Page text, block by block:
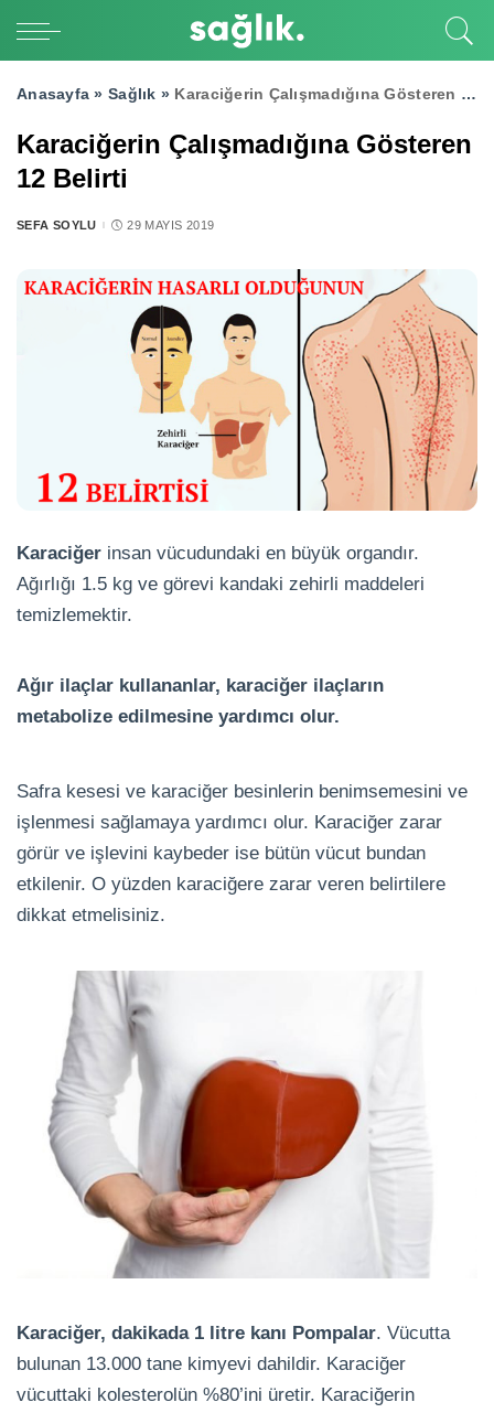
Anasayfa » Sağlık » Karaciğerin Çalışmadığına Gösteren 12 Belirti
Karaciğerin Çalışmadığına Gösteren
12 Belirti
POSTED
SEFA SOYLU 29 MAYIS 2019
Karaciğer insan vücudundaki en büyük organdır.
Ağırlığı 1.5 kg ve görevi kandaki zehirli maddeleri
temizlemektir.
Ağır ilaçlar kullananlar, karaciğer ilaçların
metabolize edilmesine yardımcı olur.
Safra kesesi ve karaciğer besinlerin benimsemesini ve
işlenmesi sağlamaya yardımcı olur. Karaciğer zarar
görür ve işlevini kaybeder ise bütün vücut bundan
etkilenir. O yüzden karaciğere zarar veren belirtilere
dikkat etmelisiniz.
Karaciğer, dakikada 1 litre kanı Pompalar. Vücutta
bulunan 13.000 tane kimyevi dahildir. Karaciğer
vücuttaki kolesterolün %80’ini üretir. Karaciğerin